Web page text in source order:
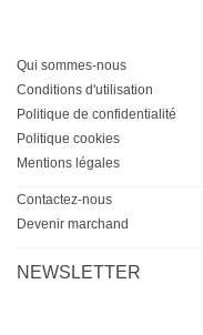
Qui sommes-nous
Conditions d'utilisation
Politique de confidentialité
Politique cookies
Mentions légales
Contactez-nous
Devenir marchand
NEWSLETTER